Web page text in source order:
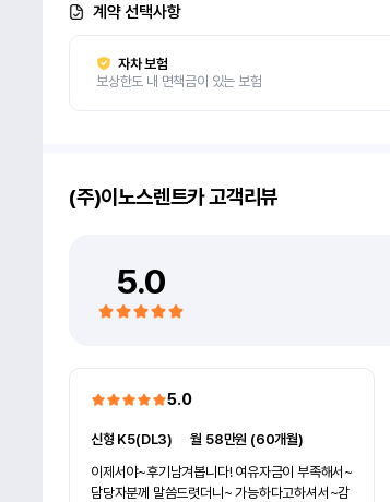
계약 선택사항
자차 보험
보상한도 내 면책금이 있는 보험
(주)이노스렌트카고객리뷰
5.0
5.0
신형 K5(DL3) ㅣ월 58만원 (60개월)
이제서야~후기남겨봅니다! 여유자금이 부족해서~
담당자분께 말씀드렷더니~ 가능하다고하셔서~감